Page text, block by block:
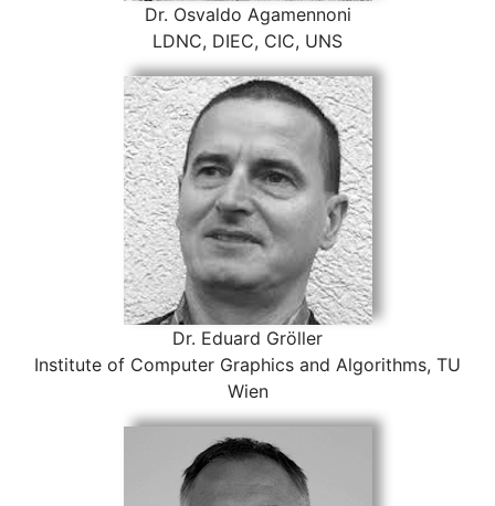
Dr. Osvaldo Agamennoni
LDNC, DIEC, CIC, UNS
Dr. Eduard Gröller
Institute of Computer Graphics and Algorithms, TU
Wien